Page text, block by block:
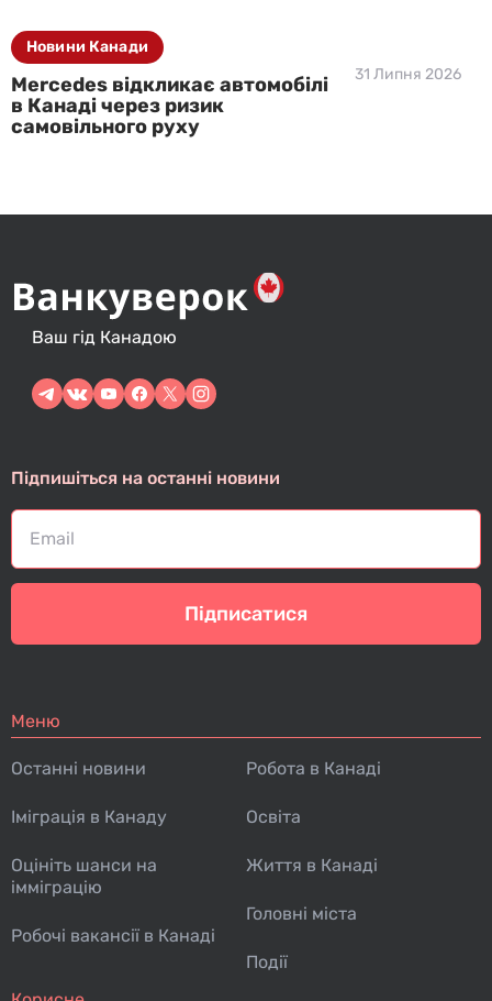
Mercedes відкликає автомобілі
в Канаді через ризик
самовільного руху
31 Липня 2026
Новини Канади
Ваш гід Канадою
Підпишіться на останні новини
Підписатися
Меню
Останні новини
Іміграція в Канаду
Оцініть шанси на
імміграцію
Робочі вакансії в Канаді
Робота в Канаді
Освіта
Життя в Канаді
Головні міста
Події